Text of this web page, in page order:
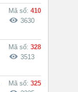
Mã số: 410
3630
Mã số: 328
3513
Mã số: 325